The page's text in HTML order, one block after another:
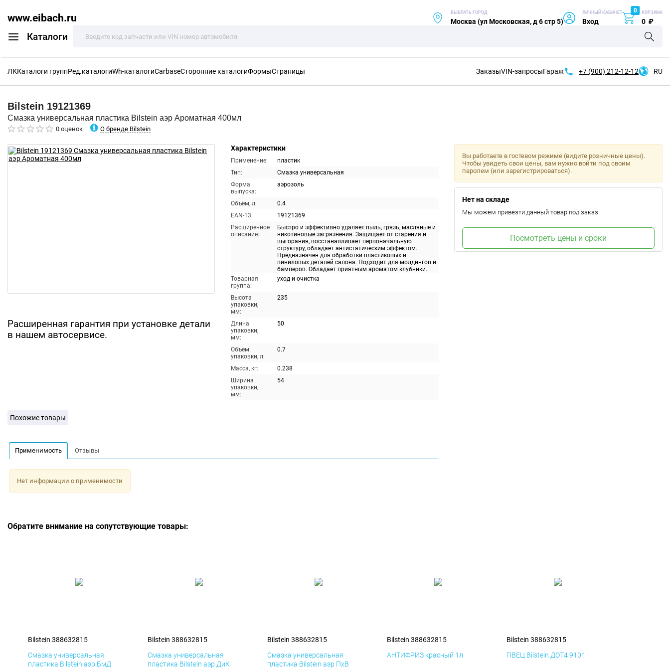
www.eibach.ru
Каталоги
ВЫБРАТЬ ГОРОД
Москва (ул Московская, д 6 стр 5)
ЛИЧНЫЙ КАБИНЕТ
Вход
0 КОРЗИНА
0 ₽
ЛККаталоги группРед.каталогиWh-каталогиCarbaseСторонние каталогиФормыСтраницы ЗаказыVIN-запросыГараж +7 (900) 212-12-12 RU
Bilstein 19121369
Смазка универсальная пластика Bilstein аэр Ароматная 400мл
0 оценок О бренде Bilstein
Расширенная гарантия при установке детали
в нашем автосервисе.
Характеристики
Применение:
пластик
Тип:
Смазка универсальная
Форма
выпуска:
аэрозоль
Объём, л:
0.4
EAN-13:
19121369
Расширенное
описание:
Быстро и эффективно удаляет пыль, грязь, масляные и
никотиновые загрязнения. Защищает от старения и
выгорания, восстанавливает первоначальную
структуру, обладает антистатическим эффектом.
Предназначен для обработки пластиковых и
виниловых деталей салона. Подходит для молдингов и
бамперов. Обладает приятным ароматом клубники.
Товарная
группа:
уход и очистка
Высота
упаковки,
мм:
235
Длина
упаковки,
мм:
50
Объем
упаковки, л:
0.7
Масса, кг:
0.238
Ширина
упаковки,
мм:
54
Вы работаете в гостевом режиме (видите розничные цены).
Чтобы увидеть свои цены, вам нужно войти под своим
паролем (или зарегистрироваться).
Нет на складе
Мы можем привезти данный товар под заказ.
Посмотреть цены и сроки
Похожие товары
Применимость Отзывы
Нет информации о применимости
Обратите внимание на сопутствующие товары:
Bilstein 388632815
Смазка универсальная
пластика Bilstein аэр БмД
Bilstein 388632815
Смазка универсальная
пластика Bilstein аэр ДиК
Bilstein 388632815
Смазка универсальная
пластика Bilstein аэр ПхВ
Bilstein 388632815
АНТИФРИЗ красный 1л.
Bilstein 388632815
ПВЕЦ Bilstein ДОТ4 910г